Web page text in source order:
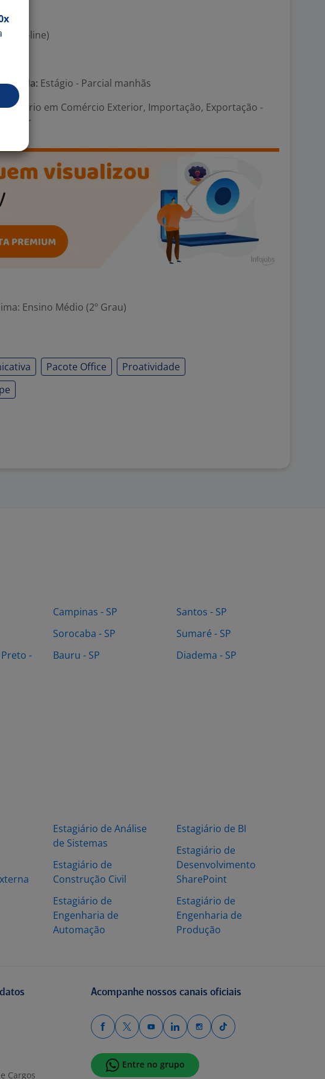
on-line)
Estágio - Parcial manhãs
em Comércio Exterior, Importação, Exportação -
Ensino Médio (2º Grau)
Pacote Office
Proatividade
Preto -
Campinas - SP
Sorocaba - SP
Bauru - SP
Santos - SP
Sumaré - SP
Diadema - SP
Estagiário de Análise
de Sistemas
Estagiário de
Construção Civil
Estagiário de
Engenharia de
Automação
Estagiário de BI
Estagiário de
Desenvolvimento
SharePoint
Estagiário de
Engenharia de
Produção
Cargos
Acompanhe nossos canais oficiais
Entre no grupo